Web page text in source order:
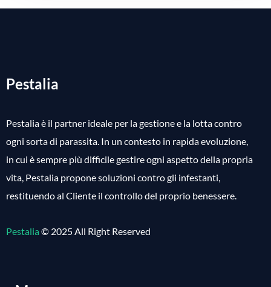
Pestalia
Pestalia è il partner ideale per la gestione e la lotta contro
ogni sorta di parassita. In un contesto in rapida evoluzione,
in cui è sempre più difficile gestire ogni aspetto della propria
vita, Pestalia propone soluzioni contro gli infestanti,
restituendo al Cliente il controllo del proprio benessere.
Pestalia © 2025 All Right Reserved